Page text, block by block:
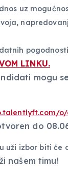
uz
LINKU.
mogu
do
uži izbor biti će
našem timu!